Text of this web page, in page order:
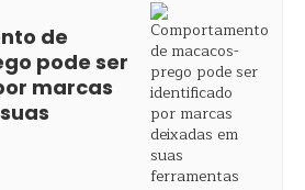
de
pode ser
marcas